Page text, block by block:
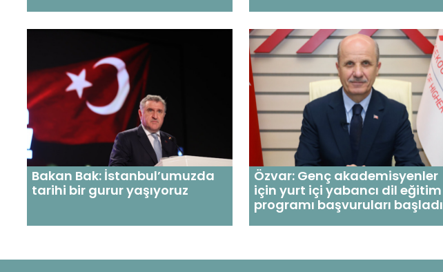
Bakan Bak: İstanbul’umuzda
tarihi bir gurur yaşıyoruz
Özvar: Genç akademisyenler
için yurt içi yabancı dil eğitim
programı başvuruları başladı